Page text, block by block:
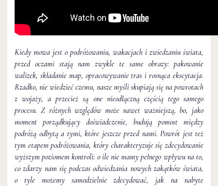
Kiedy mowa jest o podróżowaniu, wakacjach i zwiedzaniu świata,
przed oczami stają nam zwykle te same obrazy: pakowanie
walizek, składanie map, opracowywanie tras i rosnąca ekscytacja.
Rzadko, nie wiedzieć czemu, nasze myśli skupiają się na powrotach
z wojaży, a przecież są one nieodłączną częścią tego samego
procesu. Z różnych względów może nawet ważniejszą, bo, jako
moment porządkujący doświadczenie, budują pomost między
podróżą odbytą a tymi, które jeszcze przed nami. Powrót jest też
tym etapem podróżowania, który charakteryzuje się zdecydowanie
wyższym poziomem kontroli: o ile nie mamy pełnego wpływu na to,
co zdarzy nam się podczas odwiedzania nowych zakątków świata,
o tyle możemy samodzielnie zdecydować, jak na nabyte